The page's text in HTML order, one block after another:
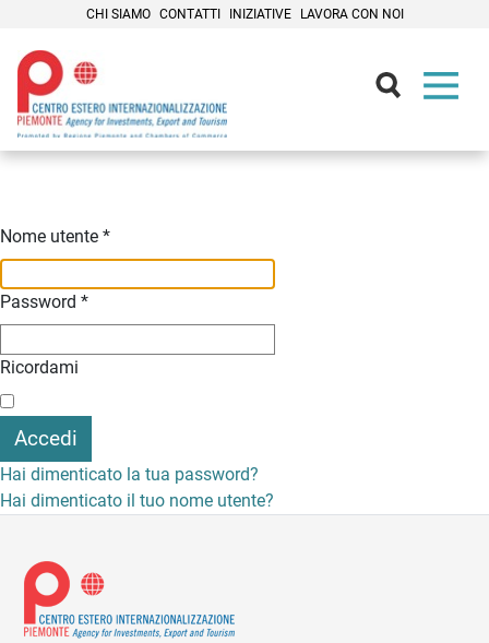
CHI SIAMO CONTATTI INIZIATIVE LAVORA CON NOI
Nome utente *
Password *
Ricordami
Accedi
Hai dimenticato la tua password?
Hai dimenticato il tuo nome utente?